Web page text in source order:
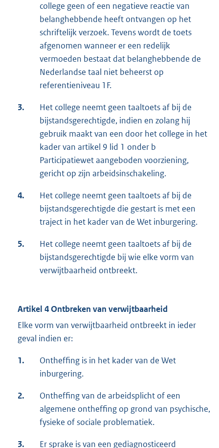
college geen of een negatieve reactie van
belanghebbende heeft ontvangen op het
schriftelijk verzoek. Tevens wordt de toets
afgenomen wanneer er een redelijk
vermoeden bestaat dat belanghebbende de
Nederlandse taal niet beheerst op
referentieniveau 1F.
3.
Het college neemt geen taaltoets af bij de
bijstandsgerechtigde, indien en zolang hij
gebruik maakt van een door het college in het
kader van artikel 9 lid 1 onder b
Participatiewet aangeboden voorziening,
gericht op zijn arbeidsinschakeling.
4.
Het college neemt geen taaltoets af bij de
bijstandsgerechtigde die gestart is met een
traject in het kader van de Wet inburgering.
5.
Het college neemt geen taaltoets af bij de
bijstandsgerechtigde bij wie elke vorm van
verwijtbaarheid ontbreekt.
Artikel 4 Ontbreken van verwijtbaarheid
Elke vorm van verwijtbaarheid ontbreekt in ieder
geval indien er:
1.
Ontheffing is in het kader van de Wet
inburgering.
2.
Ontheffing van de arbeidsplicht of een
algemene ontheffing op grond van psychische,
fysieke of sociale problematiek.
3. Er sprake is van een gediagnosticeerd